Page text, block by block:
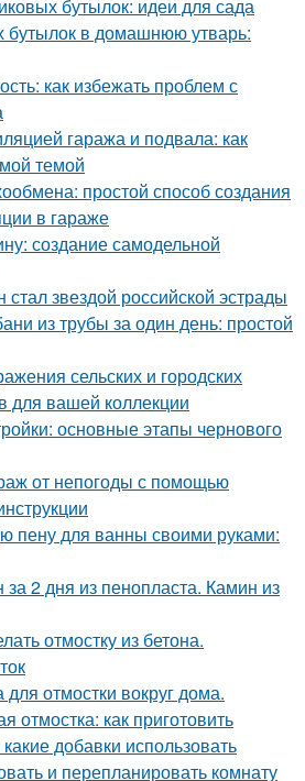
бутылок: идеи для сада
бутылок в домашнюю утварь:
как избежать проблем с
гаража и подвала: как
темой
простой способ создания
в гараже
создание самодельной
звездой российской эстрады
из трубы за один день: простой
сельских и городских
для вашей коллекции
основные этапы чернового
от непогоды с помощью
пену для ванны своими руками:
2 дня из пенопласта. Камин из
отмостку из бетона.
отмостки вокруг дома.
отмостка: как приготовить
добавки использовать
и перепланировать комнату